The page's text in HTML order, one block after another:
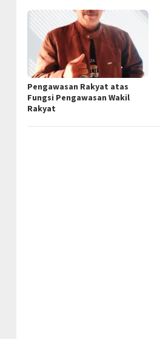
Pengawasan Rakyat atas
Fungsi Pengawasan Wakil
Rakyat